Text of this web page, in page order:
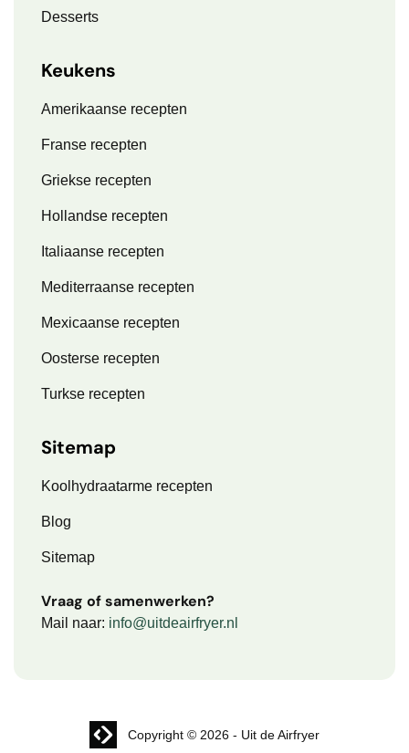
Desserts
Keukens
Amerikaanse recepten
Franse recepten
Griekse recepten
Hollandse recepten
Italiaanse recepten
Mediterraanse recepten
Mexicaanse recepten
Oosterse recepten
Turkse recepten
Sitemap
Koolhydraatarme recepten
Blog
Sitemap
Vraag of samenwerken?
Mail naar: info@uitdeairfryer.nl
Website laten maken? | Brthmrk
Copyright © 2026- Uit de Airfryer